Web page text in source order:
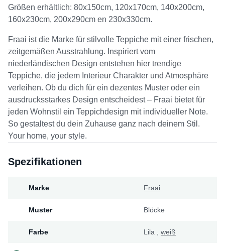
Größen erhältlich: 80x150cm, 120x170cm, 140x200cm,
160x230cm, 200x290cm en 230x330cm.
Fraai ist die Marke für stilvolle Teppiche mit einer frischen,
zeitgemäßen Ausstrahlung. Inspiriert vom
niederländischen Design entstehen hier trendige
Teppiche, die jedem Interieur Charakter und Atmosphäre
verleihen. Ob du dich für ein dezentes Muster oder ein
ausdrucksstarkes Design entscheidest – Fraai bietet für
jeden Wohnstil ein Teppichdesign mit individueller Note.
So gestaltest du dein Zuhause ganz nach deinem Stil.
Your home, your style.
Spezifikationen
Marke Fraai
Muster Blöcke
Farbe Lila weiß